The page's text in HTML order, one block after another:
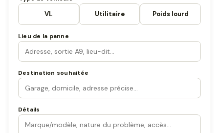
VL Utilitaire Poids lourd
Lieu de la panne
Destination souhaitée
Détails